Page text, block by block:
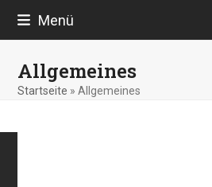
Menü
Allgemeines
Startseite »Allgemeines